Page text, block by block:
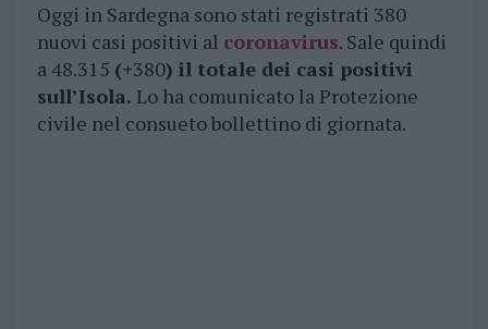
Oggi in Sardegna sono stati registrati 380
nuovi casi positivi al coronavirus. Sale quindi
a 48.315 (+380) il totale dei casi positivi
sull’Isola. Lo ha comunicato la Protezione
civile nel consueto bollettino di giornata.